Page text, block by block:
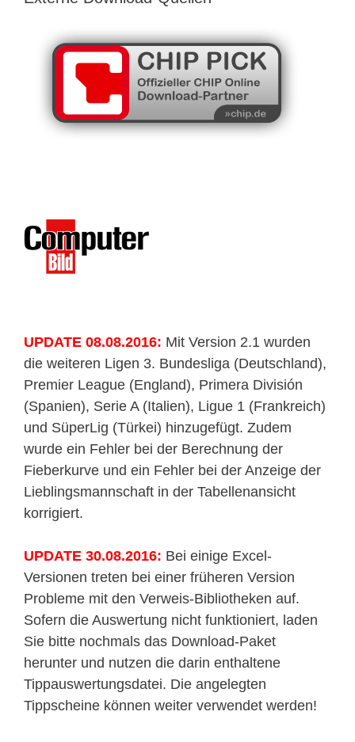
UPDATE 08.08.2016: Mit Version 2.1 wurden
die weiteren Ligen 3. Bundesliga (Deutschland),
Premier League (England), Primera División
(Spanien), Serie A (Italien), Ligue 1 (Frankreich)
und SüperLig (Türkei) hinzugefügt. Zudem
wurde ein Fehler bei der Berechnung der
Fieberkurve und ein Fehler bei der Anzeige der
Lieblingsmannschaft in der Tabellenansicht
korrigiert.
UPDATE 30.08.2016: Bei einige Excel-
Versionen treten bei einer früheren Version
Probleme mit den Verweis-Bibliotheken auf.
Sofern die Auswertung nicht funktioniert, laden
Sie bitte nochmals das Download-Paket
herunter und nutzen die darin enthaltene
Tippauswertungsdatei. Die angelegten
Tippscheine können weiter verwendet werden!